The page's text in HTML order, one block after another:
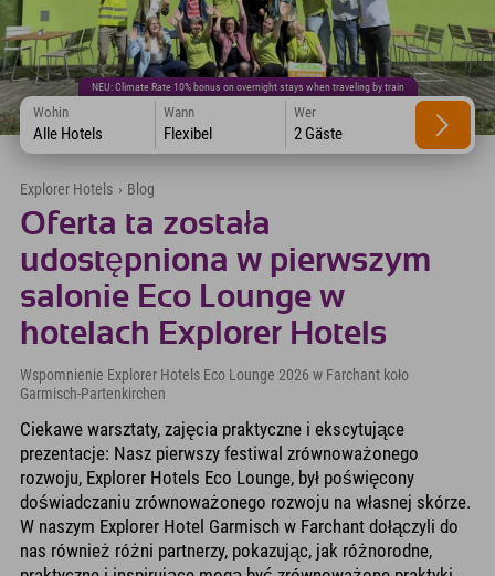
NEU: Climate Rate 10% bonus on overnight stays when traveling by train
Wohin
Alle Hotels
Wann
Flexibel
Wer
2 Gäste
Explorer Hotels › Blog
Oferta ta została
udostępniona w pierwszym
salonie Eco Lounge w
hotelach Explorer Hotels
Wspomnienie Explorer Hotels Eco Lounge 2026 w Farchant koło
Garmisch-Partenkirchen
Ciekawe warsztaty, zajęcia praktyczne i ekscytujące
prezentacje: Nasz pierwszy festiwal zrównoważonego
rozwoju, Explorer Hotels Eco Lounge, był poświęcony
doświadczaniu zrównoważonego rozwoju na własnej skórze.
W naszym Explorer Hotel Garmisch w Farchant dołączyli do
nas również różni partnerzy, pokazując, jak różnorodne,